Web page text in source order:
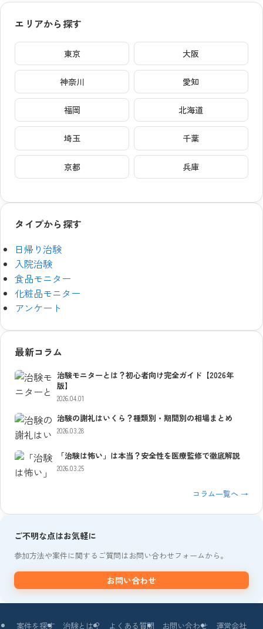
エリアから探す
東京 大阪
神奈川 愛知
福岡 北海道
埼玉 千葉
京都 兵庫
タイプから探す
日帰り治験
入院治験
食品モニター
化粧品モニター
アンケート
最新コラム
治験モニターとは？初心者向け完全ガイド【2026年
版】
2026.04.01
治験の謝礼はいくら？種類別・期間別の相場まとめ
2026.03.28
「治験は怖い」は本当？安全性を医療監修で徹底解説
2026.03.25
コラム一覧へ →
ご不明な点はお気軽に
参加方法や案件に関するご質問はお問い合わせフォームから。
お問い合わせ
案件を探す 治験とは？ よくある質問 お問い合わせ 運営会社